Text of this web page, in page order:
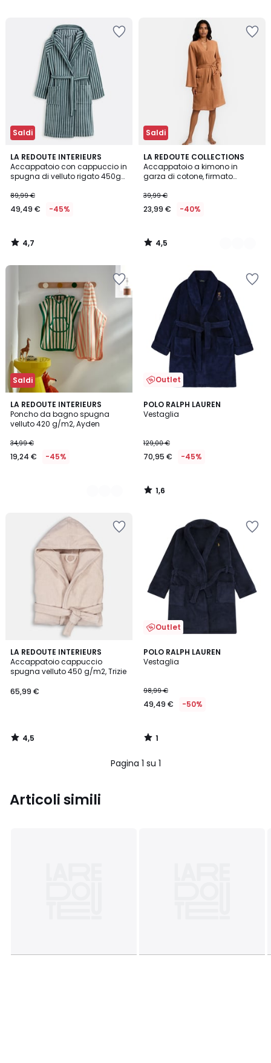
Saldi
LA REDOUTE INTERIEURS
Accappatoio con cappuccio in
spugna di velluto rigato 450g
89,99 €
49,49 € -45%
4,7
/ 5
4,7
/
Saldi
LA REDOUTE COLLECTIONS
Accappatoio a kimono in
garza di cotone, firmato
39,99 €
23,99 € -40%
4,5
/ 5
2
Colori
4,5
/
Saldi
LA REDOUTE INTERIEURS
Poncho da bagno spugna
velluto 420 g/m2, Ayden
34,99 €
19,24 € -45%
2
Colori
Outlet
POLO RALPH LAUREN
Vestaglia
129,00 €
70,95 € -45%
1,6
/
1,6
/
LA REDOUTE INTERIEURS
Accappatoio cappuccio
spugna velluto 450 g/m2, Trizie
65,99 €
4,5
/ 5
4,5
/
Outlet
POLO RALPH LAUREN
Vestaglia
98,99 €
49,49 € -50%
1
/
1
/
Pagina 1 su 1
Articoli simili